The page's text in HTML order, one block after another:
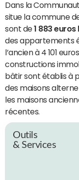
Dans la
situe la commune
sont de1 883 euros
des appartements
l’ancien à 4 101
constructions
bâtir sont établis à
des maisons
les maisons
récentes.
Outils
& Services